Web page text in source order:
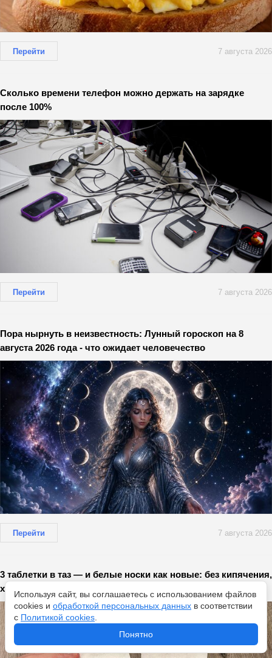
Перейти 7 августа 2026
Сколько времени телефон можно держать на зарядке
после 100%
Перейти 7 августа 2026
Пора нырнуть в неизвестность: Лунный гороскоп на 8
августа 2026 года - что ожидает человечество
Перейти 7 августа 2026
3 таблетки в таз — и белые носки как новые: без кипячения,
хлорки и отбеливателей
Используя сайт, вы соглашаетесь с использованием файлов
cookies и обработкой персональных данных в соответствии
с Политикой cookies
Понятно